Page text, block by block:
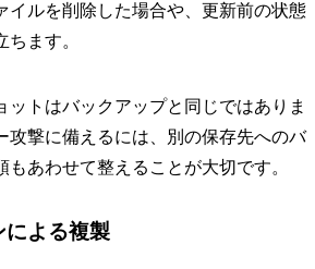
イルを削除した場合や、更新前の状態
ます。
ットはバックアップと同じではありま
攻撃に備えるには、別の保存先へのバ
もあわせて整えることが大切です。
による複製